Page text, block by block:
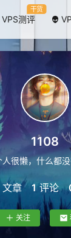
VPS测评
干货
1108
人很懒，什么都
文章 1 评论
关注